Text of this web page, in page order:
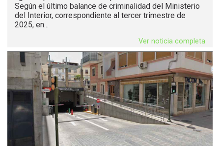
Según el último balance de criminalidad del Ministerio
del Interior, correspondiente al tercer trimestre de
2025, en...
Ver noticia completa